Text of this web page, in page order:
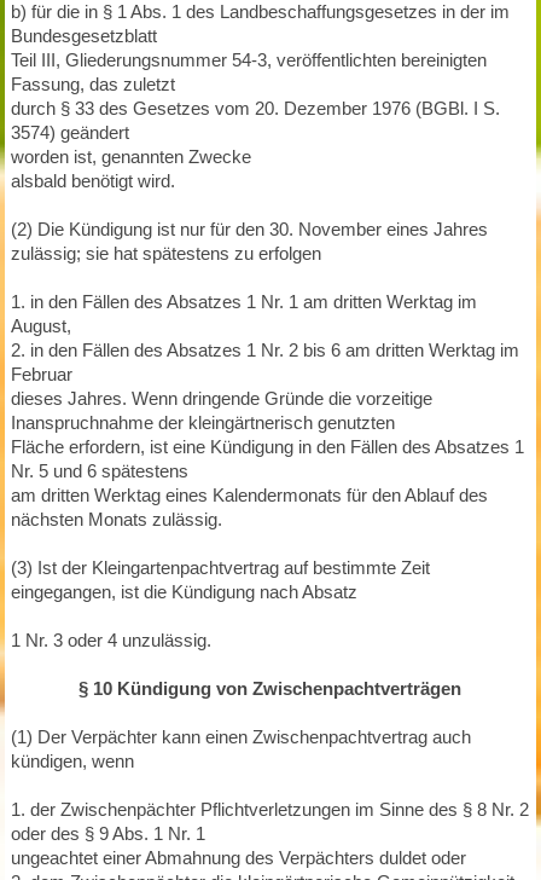
b) für die in § 1 Abs. 1 des Landbeschaffungsgesetzes in der im
Bundesgesetzblatt
Teil III, Gliederungsnummer 54-3, veröffentlichten bereinigten
Fassung, das zuletzt
durch § 33 des Gesetzes vom 20. Dezember 1976 (BGBl. I S.
3574) geändert
worden ist, genannten Zwecke
alsbald benötigt wird.
(2) Die Kündigung ist nur für den 30. November eines Jahres
zulässig; sie hat spätestens zu erfolgen
1. in den Fällen des Absatzes 1 Nr. 1 am dritten Werktag im
August,
2. in den Fällen des Absatzes 1 Nr. 2 bis 6 am dritten Werktag im
Februar
dieses Jahres. Wenn dringende Gründe die vorzeitige
Inanspruchnahme der kleingärtnerisch genutzten
Fläche erfordern, ist eine Kündigung in den Fällen des Absatzes 1
Nr. 5 und 6 spätestens
am dritten Werktag eines Kalendermonats für den Ablauf des
nächsten Monats zulässig.
(3) Ist der Kleingartenpachtvertrag auf bestimmte Zeit
eingegangen, ist die Kündigung nach Absatz
1 Nr. 3 oder 4 unzulässig.
§ 10 Kündigung von Zwischenpachtverträgen
(1) Der Verpächter kann einen Zwischenpachtvertrag auch
kündigen, wenn
1. der Zwischenpächter Pflichtverletzungen im Sinne des § 8 Nr. 2
oder des § 9 Abs. 1 Nr. 1
ungeachtet einer Abmahnung des Verpächters duldet oder